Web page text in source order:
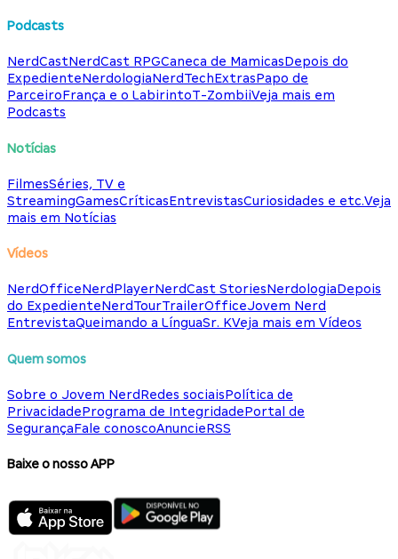
Podcasts
NerdCastNerdCast RPGCaneca de MamicasDepois do
ExpedienteNerdologiaNerdTechExtrasPapo de
ParceiroFrança e o LabirintoT-ZombiiVeja mais em
Podcasts
Notícias
FilmesSéries, TV e
StreamingGamesCríticasEntrevistasCuriosidades e etc.Veja
mais em Notícias
Vídeos
NerdOfficeNerdPlayerNerdCast StoriesNerdologiaDepois
do ExpedienteNerdTourTrailerOfficeJovem Nerd
EntrevistaQueimando a LínguaSr. KVeja mais em Vídeos
Quem somos
Sobre o Jovem NerdRedes sociaisPolítica de
PrivacidadePrograma de IntegridadePortal de
SegurançaFale conoscoAnuncieRSS
Baixe o nosso APP